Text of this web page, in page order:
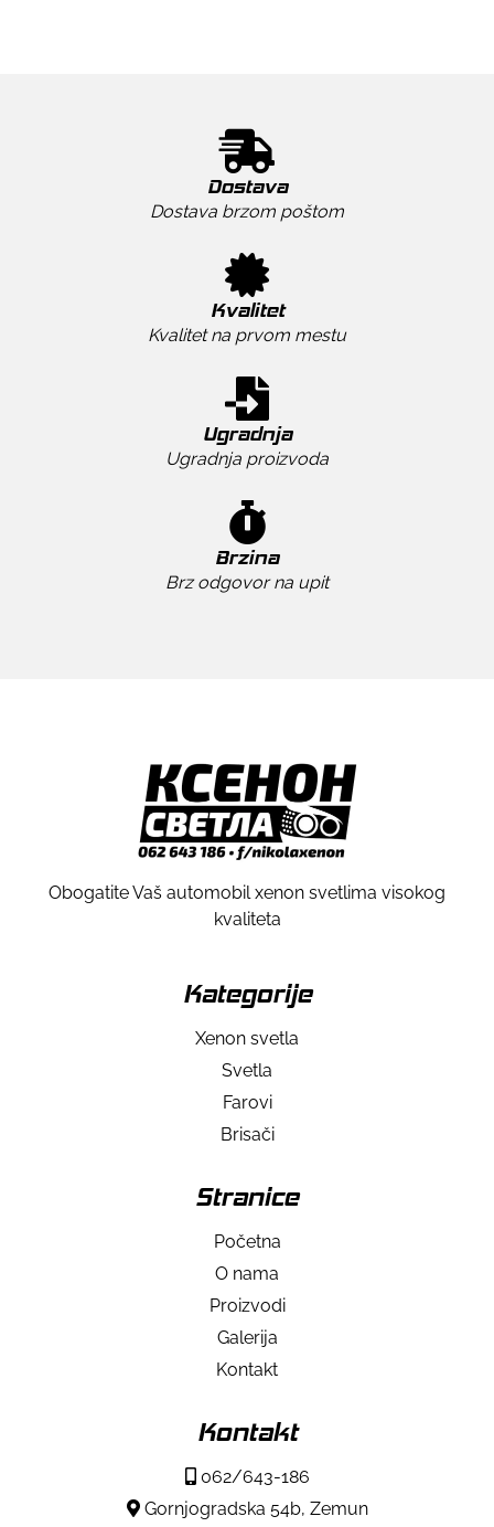
Dostava
Dostava brzom poštom
Kvalitet
Kvalitet na prvom mestu
Ugradnja
Ugradnja proizvoda
Brzina
Brz odgovor na upit
Obogatite Vaš automobil xenon svetlima visokog
kvaliteta
Kategorije
Xenon svetla
Svetla
Farovi
Brisači
Stranice
Početna
O nama
Proizvodi
Galerija
Kontakt
Kontakt
062/643-186
Gornjogradska 54b, Zemun